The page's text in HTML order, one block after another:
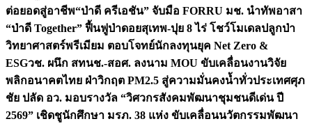
ต่อยอดสู่อาชีพ“ป่าดี ครีเอชัน” จับมือ FORRU มช. นำทัพอาสา
“ป่าดี Together” ฟื้นฟูป่าดอยสุเทพ-ปุย 8 ไร่ โชว์โมเดลปลูกป่า
วิทยาศาสตร์พรีเมียม ตอบโจทย์นักลงทุนยุค Net Zero &
ESGวช. ผนึก สทนช.-สอศ. ลงนาม MOU ขับเคลื่อนงานวิจัย
พลิกอนาคตไทย ฝ่าวิกฤต PM2.5 สู่ความมั่นคงน้ำทั่วประเทศศุภ
ชัย ปลัด อว. มอบรางวัล “วิศวกรสังคมพัฒนาชุมชนดีเด่น ปี
2569” เชิดชูนักศึกษา มรภ. 38 แห่ง ขับเคลื่อนนวัตกรรมพัฒนา